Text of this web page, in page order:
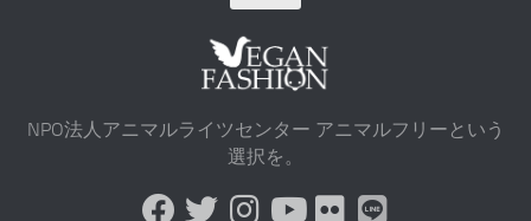
NPO法人アニマルライツセンター アニマルフリーという
選択を。